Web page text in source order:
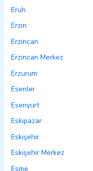
Eruh
Erzin
Erzincan
Erzincan Merkez
Erzurum
Esenler
Esenyurt
Eskipazar
Eskişehir
Eskişehir Merkez
Eşme